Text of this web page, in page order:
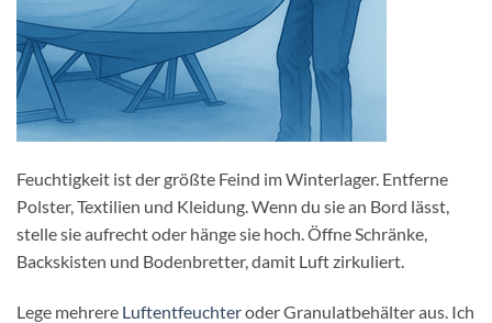
Feuchtigkeit ist der größte Feind im Winterlager. Entferne
Polster, Textilien und Kleidung. Wenn du sie an Bord lässt,
stelle sie aufrecht oder hänge sie hoch. Öffne Schränke,
Backskisten und Bodenbretter, damit Luft zirkuliert.
Lege mehrere Luftentfeuchteroder Granulatbehälter aus. Ich